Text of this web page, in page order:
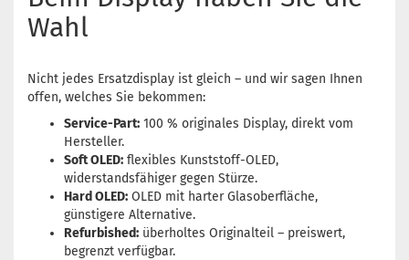
Wahl
Nicht jedes Ersatzdisplay ist gleich – und wir sagen Ihnen
offen, welches Sie bekommen:
Service-Part: 100 % originales Display, direkt vom
Hersteller.
Soft OLED: flexibles Kunststoff-OLED,
widerstandsfähiger gegen Stürze.
Hard OLED: OLED mit harter Glasoberfläche,
günstigere Alternative.
Refurbished: überholtes Originalteil – preiswert,
begrenzt verfügbar.